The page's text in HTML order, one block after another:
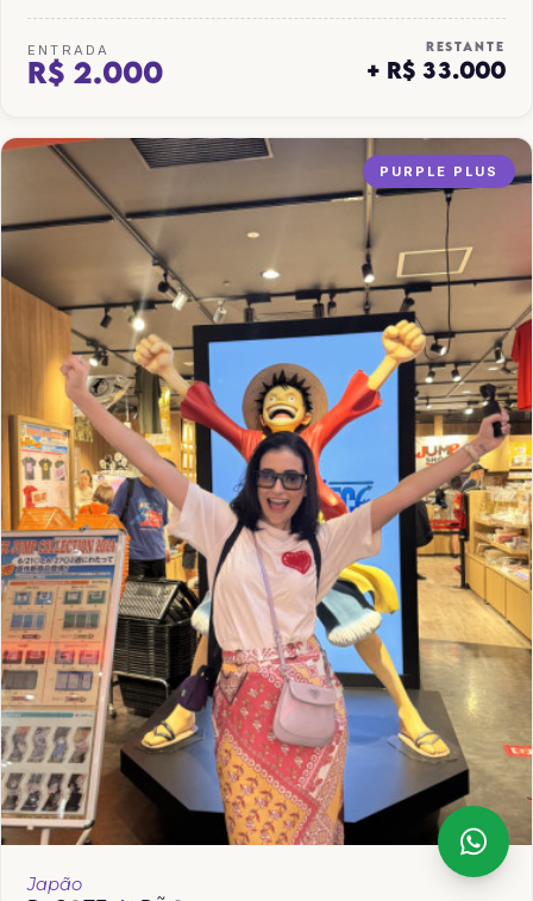
ENTRADA
R$ 2.000
RESTANTE
+ R$ 33.000
PURPLE PLUS
Japão